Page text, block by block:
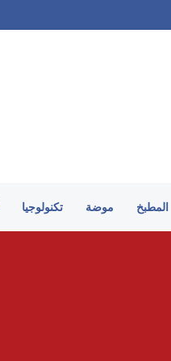
المطبخ موضة تكنولوجيا